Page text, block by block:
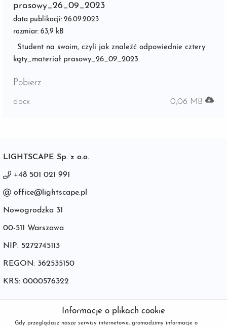
prasowy_26_09_2023
data publikacji: 26.09.2023
rozmiar: 63,9 kB
Student na swoim, czyli jak znaleźć odpowiednie cztery
kąty_materiał prasowy_26_09_2023
Pobierz
docx 0,06 MB
LIGHTSCAPE Sp. z o.o.
+48 501 021 991
office@lightscape.pl
Nowogrodzka 31
00-511 Warszawa
NIP: 5272745113
REGON: 362535150
KRS: 0000576322
© POWERED BYnetPR.pl
Informacje o plikach cookie
Gdy przeglądasz nasze serwisy internetowe, gromadzimy informacje o